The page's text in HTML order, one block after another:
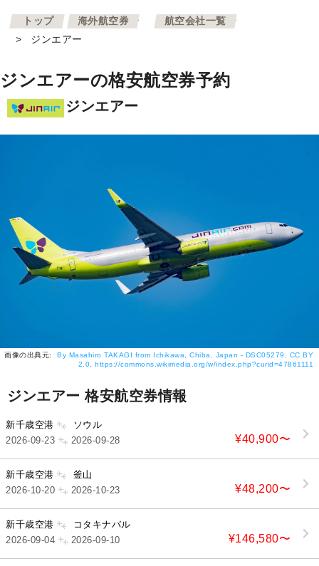
トップ >
海外航空券 >
航空会社一覧
>
ジンエアー
ジンエアーの格安航空券予約
ジンエアー
画像の出典元:
By Masahiro TAKAGI from Ichikawa, Chiba, Japan - DSC05279, CC BY
2.0, https://commons.wikimedia.org/w/index.php?curid=47861111
ジンエアー 格安航空券情報
新千歳空港 ソウル
¥40,900〜
2026-09-23 2026-09-28
新千歳空港 釜山
¥48,200〜
2026-10-20 2026-10-23
新千歳空港 コタキナバル
¥146,580〜
2026-09-04 2026-09-10